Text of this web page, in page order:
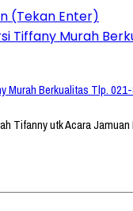
(Tekan Enter)
Murah Berkualitas Tlp.
Tifanny utk Acara